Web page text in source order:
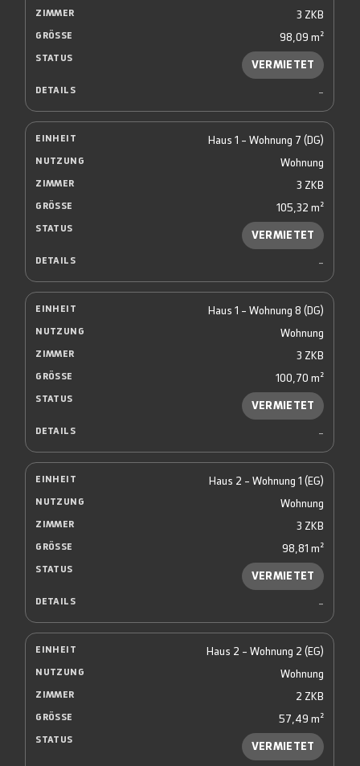
3 ZKB
98,09 m²
VERMIETET
-
Haus 1 - Wohnung 7 (DG)
Wohnung
3 ZKB
105,32 m²
VERMIETET
-
Haus 1 - Wohnung 8 (DG)
Wohnung
3 ZKB
100,70 m²
VERMIETET
-
Haus 2 - Wohnung 1 (EG)
Wohnung
3 ZKB
98,81 m²
VERMIETET
-
Haus 2 - Wohnung 2 (EG)
Wohnung
2 ZKB
57,49 m²
VERMIETET